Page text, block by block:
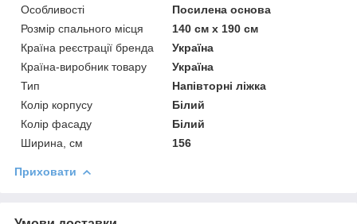
Особливості
Посилена основа
Розмір спального місця
140 см х 190 см
Країна реєстрації бренда
Україна
Країна-виробник товару
Україна
Тип
Напівторні ліжка
Колір корпусу
Білий
Колір фасаду
Білий
Ширина, см
156
Приховати